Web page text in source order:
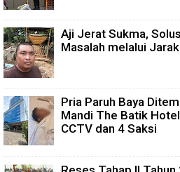
Aji Jerat Sukma,
Masalah melalui
Pria Paruh Baya
Mandi The Batik
CCTV dan 4 Saksi